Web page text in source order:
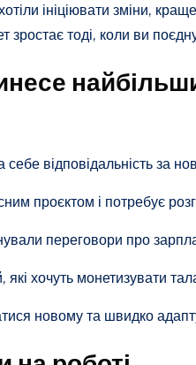
ініціювати зміни,
зростає тоді, коли ви
себе відповідальність за
проєктом і потребує
переговори про
хочуть монетизувати
новому та швидко